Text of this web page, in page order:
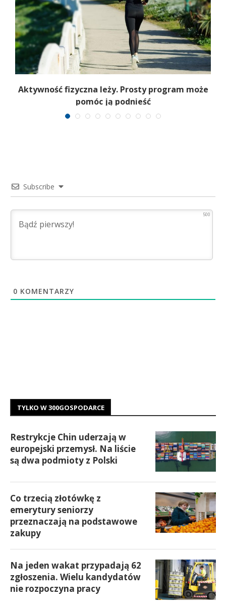
Aktywność fizyczna leży. Prosty program może
pomóc ją podnieść
Subscribe
500
0 KOMENTARZY
TYLKO W 300GOSPODARCE
Restrykcje Chin uderzają w
europejski przemysł. Na liście
są dwa podmioty z Polski
Co trzecią złotówkę z
emerytury seniorzy
przeznaczają na podstawowe
zakupy
Na jeden wakat przypadają 62
zgłoszenia. Wielu kandydatów
nie rozpoczyna pracy